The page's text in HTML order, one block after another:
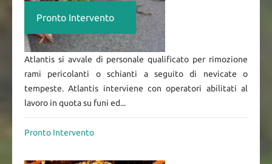
Pronto Intervento
Atlantis si avvale di personale qualificato per rimozione
rami pericolanti o schianti a seguito di nevicate o
tempeste. Atlantis interviene con operatori abilitati al
lavoro in quota su funi ed...
Pronto Intervento